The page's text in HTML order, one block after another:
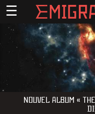
☰
NOUVEL ALBUM «